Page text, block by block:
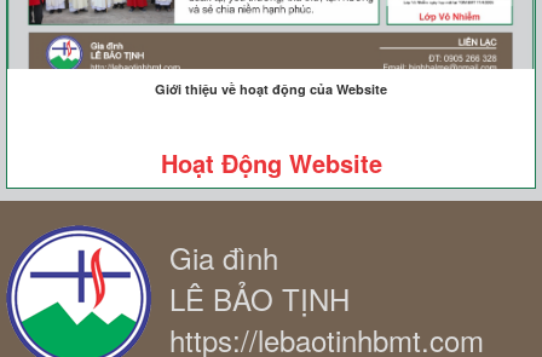
Giới thiệu về hoạt động của Website
Hoạt Động Website
Gia đình
LÊ BẢO TỊNH
https://lebaotinhbmt.com